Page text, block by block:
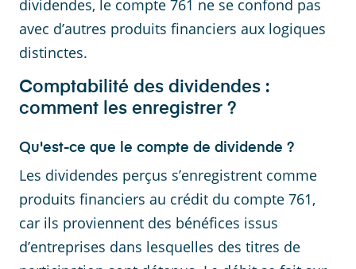
dividendes, le compte 761 ne se confond pas
avec d’autres produits financiers aux logiques
distinctes.
Comptabilité des dividendes :
comment les enregistrer ?
Qu'est-ce que le compte de dividende ?
Les dividendes perçus s’enregistrent comme
produits financiers au crédit du compte 761,
car ils proviennent des bénéfices issus
d’entreprises dans lesquelles des titres de